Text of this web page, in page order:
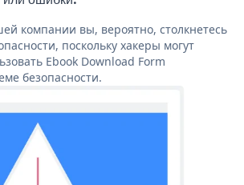
компании вы, вероятно, столкнетесь
поскольку хакеры могут
Ebook Download Form
безопасности.